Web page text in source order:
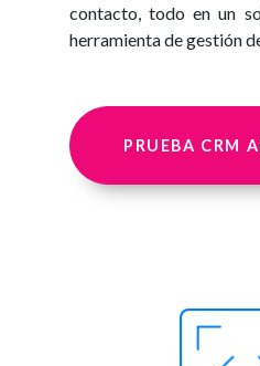
contacto, todo en un
herramienta de gestión
PRUEBA CRM